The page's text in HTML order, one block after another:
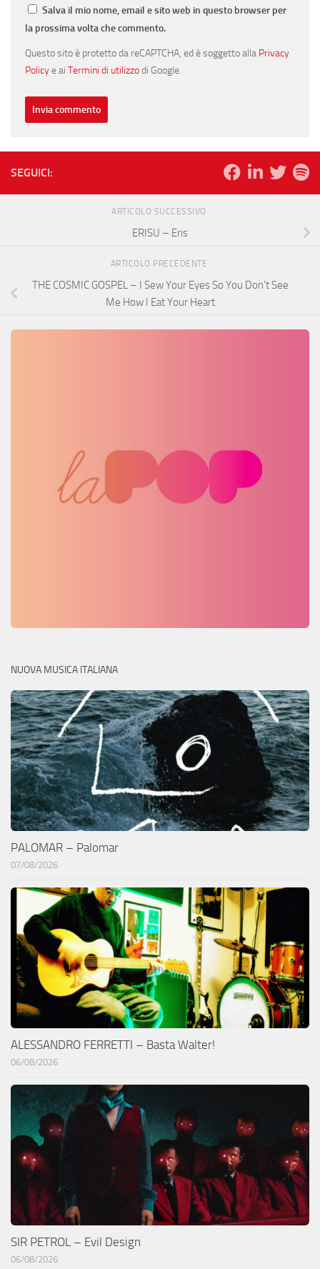
Salva il mio nome, email e sito web in questo browser per
la prossima volta che commento.
Questo sito è protetto da reCAPTCHA, ed è soggetto alla Privacy
Policye ai Termini di utilizzodi Google.
SEGUICI:
ARTICOLO SUCCESSIVO
ERISU – Eris
ARTICOLO PRECEDENTE
THE COSMIC GOSPEL – I Sew Your Eyes So You Don’t See
Me How I Eat Your Heart
NUOVA MUSICA ITALIANA
PALOMAR – Palomar
07/08/2026
ALESSANDRO FERRETTI – Basta Walter!
06/08/2026
SIR PETROL – Evil Design
06/08/2026